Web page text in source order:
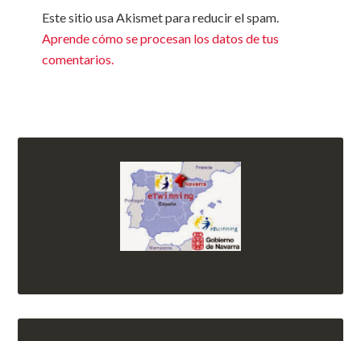
Este sitio usa Akismet para reducir el spam.
Aprende cómo se procesan los datos de tus
comentarios.